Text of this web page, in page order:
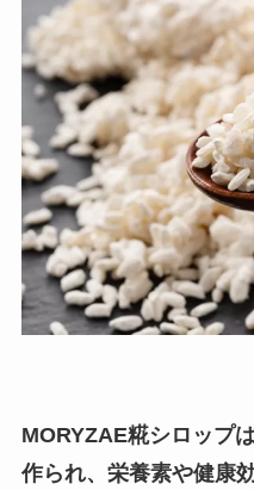
MORYZAE糀シロップ
作られ、栄養素や健康